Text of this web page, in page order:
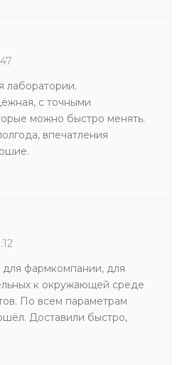
лаборатории.
с точными
можно быстро менять.
впечатления
фармкомпании, для
к окружающей среде
По всем параметрам
Доставили быстро,